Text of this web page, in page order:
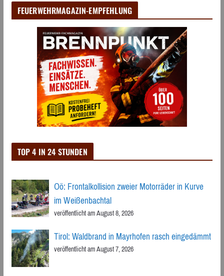
FEUERWEHRMAGAZIN-EMPFEHLUNG
TOP 4 IN 24 STUNDEN
Oö: Frontalkollision zweier Motorräder in Kurve
im Weißenbachtal
veröffentlicht am August 8, 2026
Tirol: Waldbrand in Mayrhofen rasch eingedämmt
veröffentlicht am August 7, 2026